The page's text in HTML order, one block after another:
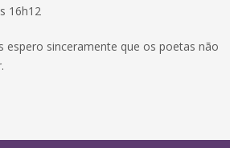
16h12
espero sinceramente que os poetas não